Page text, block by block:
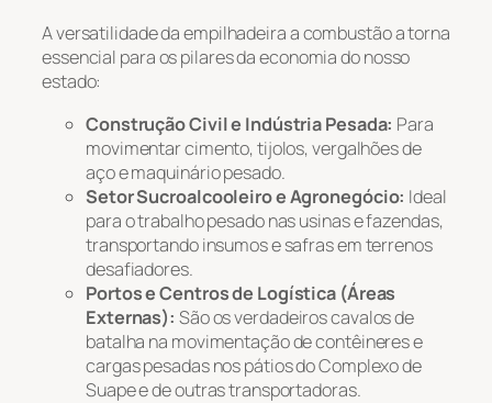
A versatilidade da empilhadeira a combustão a torna
essencial para os pilares da economia do nosso
estado:
Construção Civil e Indústria Pesada: Para
movimentar cimento, tijolos, vergalhões de
aço e maquinário pesado.
Setor Sucroalcooleiro e Agronegócio: Ideal
para o trabalho pesado nas usinas e fazendas,
transportando insumos e safras em terrenos
desafiadores.
Portos e Centros de Logística (Áreas
Externas): São os verdadeiros cavalos de
batalha na movimentação de contêineres e
cargas pesadas nos pátios do Complexo de
Suape e de outras transportadoras.